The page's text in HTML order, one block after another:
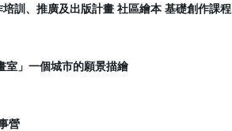
訓、推廣及出版計畫 社區繪本 基礎創作課程
室」一個城市的願景描繪
營